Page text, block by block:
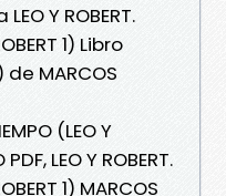
Y ROBERT.
1) Libro
MARCOS
(LEO Y
LEO Y ROBERT.
1) MARCOS